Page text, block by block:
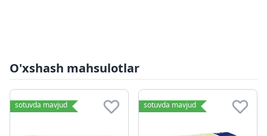
O'xshash mahsulotlar
sotuvda mavjud sotuvda mavjud